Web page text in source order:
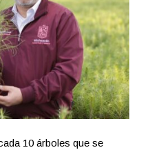
10 árboles que se